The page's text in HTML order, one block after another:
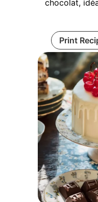
chocolat,
Print